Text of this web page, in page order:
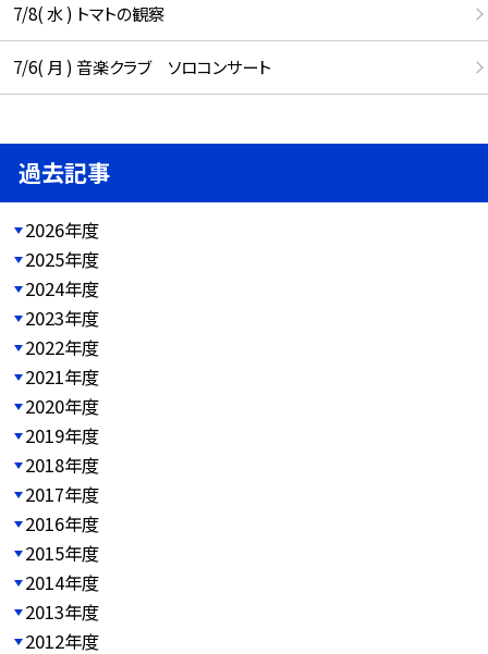
7/8( 水 ) トマトの観察
7/6( 月 ) 音楽クラブ ソロコンサート
過去記事
2026年度
2025年度
2024年度
2023年度
2022年度
2021年度
2020年度
2019年度
2018年度
2017年度
2016年度
2015年度
2014年度
2013年度
2012年度